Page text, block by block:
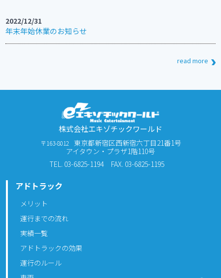
2022/12/31
年末年始休業のお知らせ
read more
株式会社エキゾチックワールド
〒163-8012
東京都新宿区西新宿六丁目21番1号
アイタウン・プラザ1階110号
TEL. 03-6825-1194
FAX. 03-6825-1195
アドトラック
メリット
運行までの流れ
実績一覧
アドトラックの効果
運行のルール